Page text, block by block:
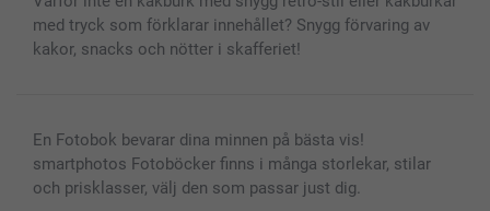
med tryck som förklarar innehållet? Snygg förvaring av
kakor, snacks och nötter i skafferiet!
En Fotobok bevarar dina minnen på bästa vis!
smartphotos Fotoböcker finns i många storlekar, stilar
och prisklasser, välj den som passar just dig.